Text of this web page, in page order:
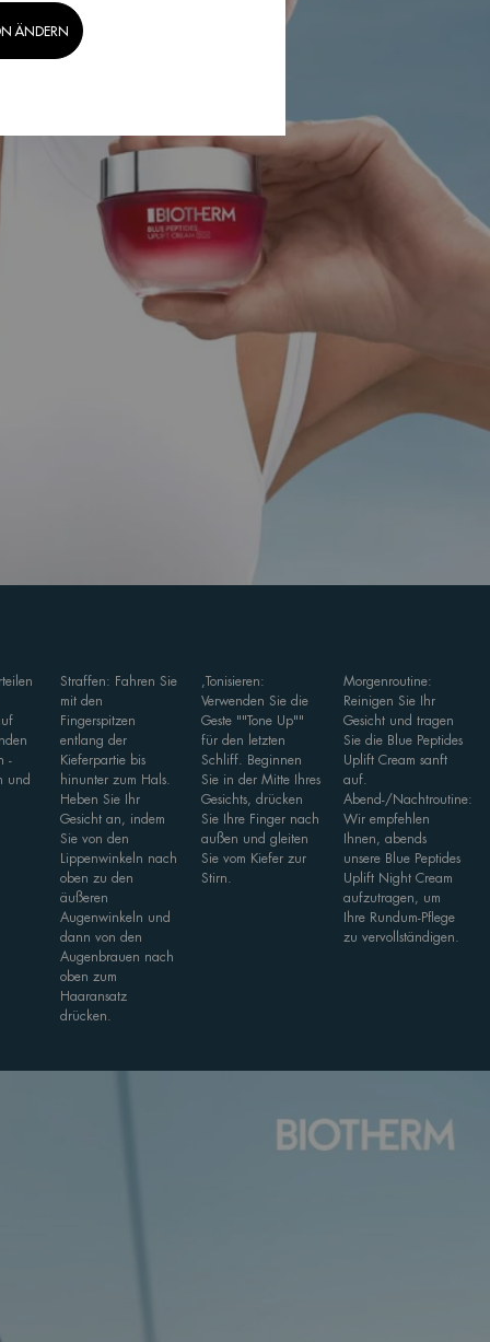
-
und
Straffen: Fahren Sie
mit den
Fingerspitzen
entlang der
Kieferpartie bis
hinunter zum Hals.
Heben Sie Ihr
Gesicht an, indem
Sie von den
Lippenwinkeln nach
oben zu den
äußeren
Augenwinkeln und
dann von den
Augenbrauen nach
oben zum
Haaransatz
drücken.
,Tonisieren:
Verwenden Sie die
Geste ""Tone Up""
für den letzten
Schliff. Beginnen
Sie in der Mitte Ihres
Gesichts, drücken
Sie Ihre Finger nach
außen und gleiten
Sie vom Kiefer zur
Stirn.
Morgenroutine:
Reinigen Sie Ihr
Gesicht und tragen
Sie die Blue Peptides
Uplift Cream sanft
auf.
Abend-/Nachtroutine:
Wir empfehlen
Ihnen, abends
unsere Blue Peptides
Uplift Night Cream
aufzutragen, um
Ihre Rundum-Pflege
zu vervollständigen.
ÄNDERN